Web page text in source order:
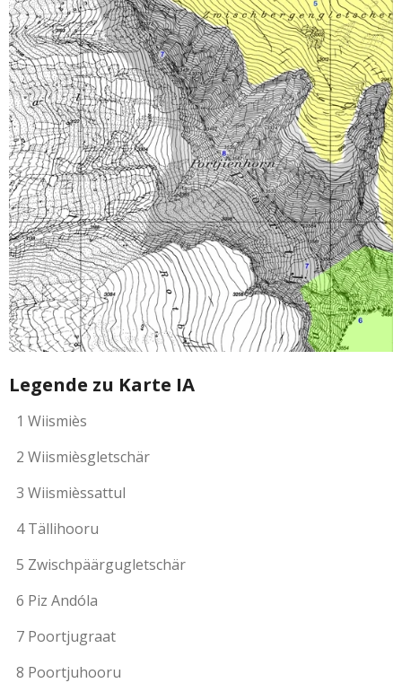
Legende zu Karte IA
1 Wiismiès
2 Wiismièsgletschär
3 Wiismièssattul
4 Tällihooru
5 Zwischpäärgugletschär
6 Piz Andóla
7 Poortjugraat
8 Poortjuhooru